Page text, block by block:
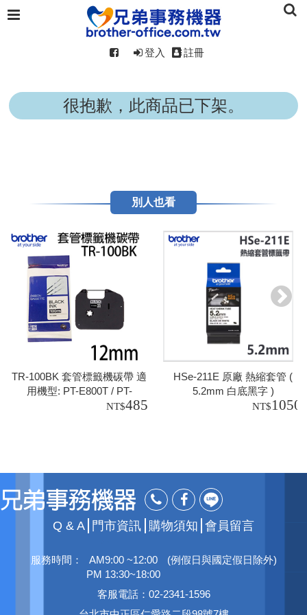
登入 註冊
很抱歉，此商品已下架。
別人也看
TR-100BK 套管標籤機碳帶 適
用機型: PT-E800T / PT-
485
HSe-211E 原廠 熱縮套管 (
5.2mm 白底黑字 )
1050
Q & A 門市資訊 購物須知 會員留言
服務時間：
AM9:00 ~12:00
PM 13:30~18:00
(例假日與國定假日除外)
客服電話：02-2341-1596